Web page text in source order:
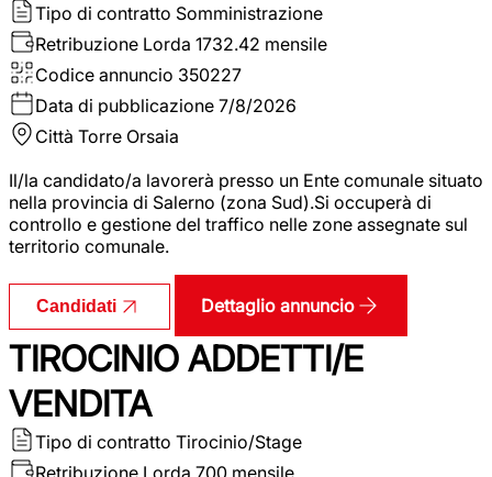
Tipo di contratto Somministrazione
Retribuzione Lorda 1732.42 mensile
Codice annuncio 350227
Data di pubblicazione 7/8/2026
Città Torre Orsaia
Il/la candidato/a lavorerà presso un Ente comunale situato
nella provincia di Salerno (zona Sud).Si occuperà di
controllo e gestione del traffico nelle zone assegnate sul
territorio comunale.
Candidati Dettaglio annuncio
TIROCINIO ADDETTI/E
VENDITA
Tipo di contratto Tirocinio/Stage
Retribuzione Lorda 700 mensile